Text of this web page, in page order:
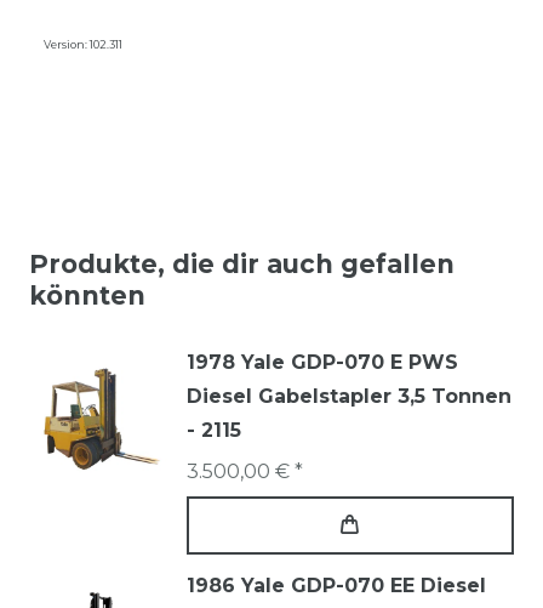
Version: 102.311
Produkte, die dir auch gefallen
könnten
1978 Yale GDP-070 E PWS
Diesel Gabelstapler 3,5 Tonnen
- 2115
3.500,00 € *
1986 Yale GDP-070 EE Diesel